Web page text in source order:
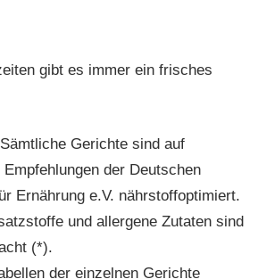
gibt es immer ein frisches
Gerichte sind auf
Empfehlungen der Deutschen
Ernährung e.V. nährstoffoptimiert.
und allergene Zutaten sind
(*).
der einzelnen Gerichte